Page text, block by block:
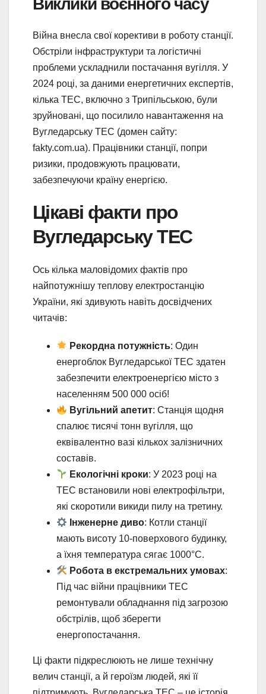
Війна внесла свої корективи в роботу станції.
Обстріли інфраструктури та логістичні
проблеми ускладнили постачання вугілля. У
2024 році, за даними енергетичних експертів,
кілька ТЕС, включно з Трипільською, були
зруйновані, що посилило навантаження на
Вугледарську ТЕС (домен сайту:
fakty.com.ua). Працівники станції, попри
ризики, продовжують працювати,
забезпечуючи країну енергією.
Цікаві факти про
Вугледарську ТЕС
Ось кілька маловідомих фактів про
найпотужнішу теплову електростанцію
України, які здивують навіть досвідчених
читачів:
Рекордна потужність: Один
енергоблок Вугледарської ТЕС здатен
забезпечити електроенергією місто з
населенням 500 000 осіб!
Вугільний апетит: Станція щодня
спалює тисячі тонн вугілля, що
еквівалентно вазі кількох залізничних
составів.
Екологічні кроки: У 2023 році на
ТЕС встановили нові електрофільтри,
які скоротили викиди пилу на третину.
Інженерне диво: Котли станції
мають висоту 10-поверхового будинку,
а їхня температура сягає 1000°C.
Робота в екстремальних умовах:
Під час війни працівники ТЕС
ремонтували обладнання під загрозою
обстрілів, щоб зберегти
енергопостачання.
Ці факти підкреслюють не лише технічну
велич станції, а й героїзм людей, які її